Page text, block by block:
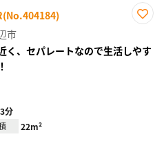
り登
録
市
く、セパレートなので生活しやす
分
22m²